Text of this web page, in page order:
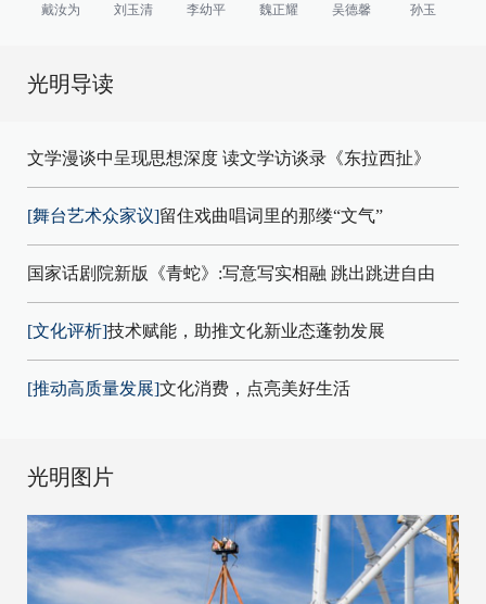
戴汝为
刘玉清 李幼平 魏正耀 吴德馨 孙玉
光明导读
文学漫谈中呈现思想深度 读文学访谈录《东拉西扯》
[舞台艺术众家议]留住戏曲唱词里的那缕“文气”
国家话剧院新版《青蛇》:写意写实相融 跳出跳进自由
[文化评析]技术赋能，助推文化新业态蓬勃发展
[推动高质量发展]文化消费，点亮美好生活
光明图片